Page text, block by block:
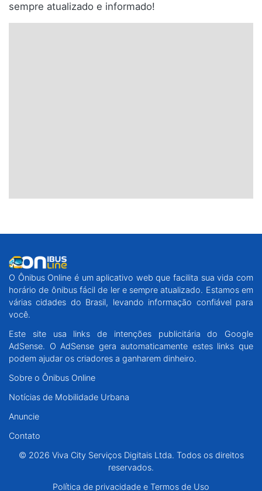
sempre atualizado e informado!
O Ônibus Online é um aplicativo web que facilita sua vida com
horário de ônibus fácil de ler e sempre atualizado. Estamos em
várias cidades do Brasil, levando informação confiável para
você.
Este site usa links de intenções publicitária do Google
AdSense. O AdSense gera automaticamente estes links que
podem ajudar os criadores a ganharem dinheiro.
Sobre o Ônibus Online
Notícias de Mobilidade Urbana
Anuncie
Contato
© 2026 Viva City Serviços Digitais Ltda. Todos os direitos
reservados.
Política de privacidade e Termos de Uso